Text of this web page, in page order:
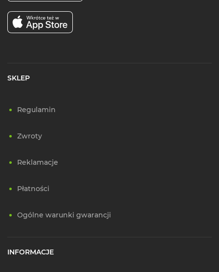
SKLEP
Regulamin
Zwroty
Reklamacje
Płatności
Ogólne warunki gwarancji
INFORMACJE